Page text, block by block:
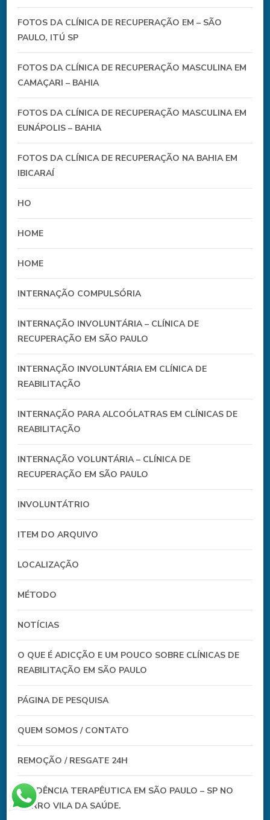
FOTOS DA CLÍNICA DE RECUPERAÇÃO EM – SÃO
PAULO, ITÚ SP
FOTOS DA CLÍNICA DE RECUPERAÇÃO MASCULINA EM
CAMAÇARI – BAHIA
FOTOS DA CLÍNICA DE RECUPERAÇÃO MASCULINA EM
EUNÁPOLIS – BAHIA
FOTOS DA CLÍNICA DE RECUPERAÇÃO NA BAHIA EM
IBICARAÍ
HO
HOME
HOME
INTERNAÇÃO COMPULSÓRIA
INTERNAÇÃO INVOLUNTÁRIA – CLÍNICA DE
RECUPERAÇÃO EM SÃO PAULO
INTERNAÇÃO INVOLUNTÁRIA EM CLÍNICA DE
REABILITAÇÃO
INTERNAÇÃO PARA ALCOÓLATRAS EM CLÍNICAS DE
REABILITAÇÃO
INTERNAÇÃO VOLUNTÁRIA – CLÍNICA DE
RECUPERAÇÃO EM SÃO PAULO
INVOLUNTÁTRIO
ITEM DO ARQUIVO
LOCALIZAÇÃO
MÉTODO
NOTÍCIAS
O QUE É ADICÇÃO E UM POUCO SOBRE CLÍNICAS DE
REABILITAÇÃO EM SÃO PAULO
PÁGINA DE PESQUISA
QUEM SOMOS / CONTATO
REMOÇÃO / RESGATE 24H
RESIDÊNCIA TERAPÊUTICA EM SÃO PAULO – SP NO
BAIRRO VILA DA SAÚDE.